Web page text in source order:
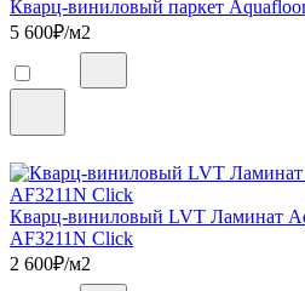
Кварц-виниловый паркет
5 600₽/м2
Кварц-виниловый LVT Ламинат
AF3211N Click
2 600₽/м2